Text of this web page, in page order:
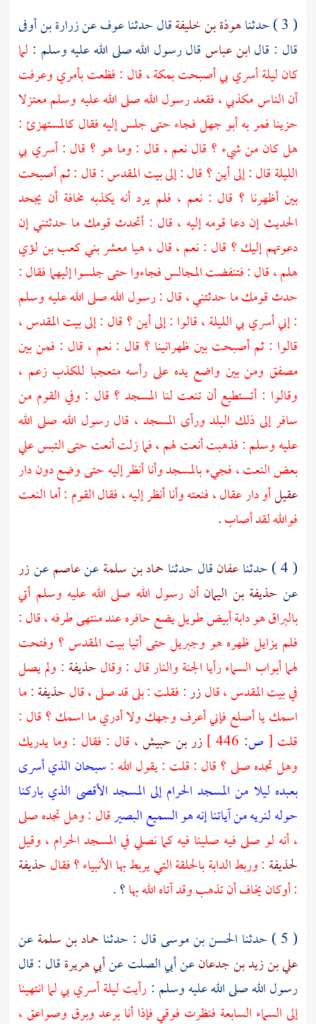
( 3 ) حدثنا هوذة بن خليفةقال حدثناعوفعنزرارة بن أوفى
قال : قالابن عباسقال رسول الله صلى الله عليه وسلم : لما
كان ليلة أسري بي أصبحتبمكة، قال : فظعت بأمري وعرفت
أن الناس مكذبي ، فقعد رسول الله صلى الله عليه وسلم معتزلا
حزينا فمر بهأبو جهلفجاء حتى جلس إليه فقال كالمستهزئ :
هل كان من شيء ؟ قال نعم ، قال : وما هو ؟ قال : أسري بي
الليلة قال : إلى أين ؟ قال : إلىبيت المقدس: قال : ثم أصبحت
بين أظهرنا ؟ قال : نعم ، فلم يرد أنه يكذبه مخافة أن يجحد
الحديث إن دعا قومه إليه ، قال : أتحدث قومك ما حدثتني إن
دعوتهم إليك ؟ قال : نعم ، قال ، هيا معشربني كعب بن لؤي
هلم ، قال : فتنفضت المجالس فجاءوا حتى جلسوا إليهما فقال :
حدث قومك ما حدثتني ، قال : رسول الله صلى الله عليه وسلم
: إني أسري بي الليلة ، قالوا : إلى أين ؟ قال : إلىبيت المقدس،
قالوا : ثم أصبحت بين ظهرانينا ؟ قال : نعم ، قال : فمن بين
مصفق ومن بين واضع يده على رأسه متعجبا للكذب زعم ،
وقالوا : أتستطيع أن تنعت لنا المسجد ؟ قال : وفي القوم من
سافر إلى ذلك البلد ورأى المسجد ، قال رسول الله صلى الله
عليه وسلم : فذهبت أنعت لهم ، فما زلت أنعت حتى التبس علي
بعض النعت ، فجيء بالمسجد وأنا أنظر إليه حتى وضع دون دار
عقيلأو دارعقال، فنعته وأنا أنظر إليه ، فقال القوم : أما النعت
فوالله لقد أصاب.
( 4 ) حدثنا
عفانقال حدثنا حماد بن سلمةعنعاصمعنزر
عن حذيفة بن اليمانأن رسول الله صلى الله عليه وسلم أتي
بالبراق هو دابة أبيض طويل يضع حافره عند منتهى طرفه ، قال :
فلم يزايل ظهره هووجبريلحتى أتيابيت المقدس؟ وفتحت
لهما أبواب السماء رأيا الجنة والنار قال : وقالحذيفة : ولم يصل
فيبيت المقدس، قالزر: فقلت : بلى قد صلى ، قالحذيفة: ما
اسمك يا أصلع فإني أعرف وجهك ولا أدري ما اسمك ؟ قال :
قلت [ص: زر بن حبيش، قال : فقال : وما يدريك
وهل تجده صلى ؟ قال : قلت : يقول الله :سبحان الذي أسرى
بعبده ليلا من المسجد الحرام إلى المسجد الأقصى الذي باركنا
حوله لنريه من آياتنا إنه هو السميع البصيرقال : وهل تجده صلى
، أنه لو صلى فيه صلينا فيه كما نصلي فيالمسجد الحرام ، وقيل
لحذيفة : وربط الدابة بالحلقة التي يربط بها الأنبياء ؟ فقالحذيفة
: أوكان يخاف أن تذهب وقد آتاه الله بها؟ .
( 5 ) حدثنا
الحسن بن موسىقال : حدثنا حماد بن سلمةعن
علي بن زيد بن جدعانعنأبي الصلتعنأبي هريرةقال : قال
رسول الله صلى الله عليه وسلم :رأيت ليلة أسري بي لما انتهينا
إلى السماء السابعة فنظرت فوقي فإذا أنا برعد وبرق وصواعق ،